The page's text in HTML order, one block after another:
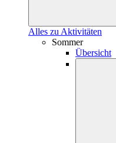
Alles zu Aktivitäten
Sommer
Übersicht